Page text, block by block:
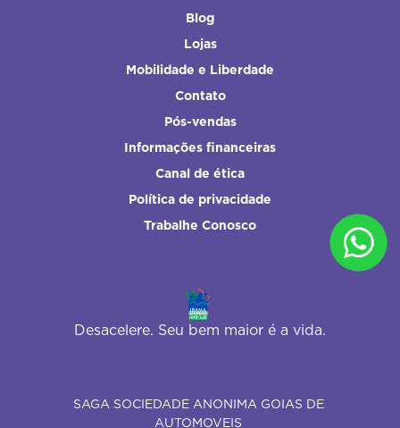
Blog
Lojas
Mobilidade e Liberdade
Contato
Pós-vendas
Informações financeiras
Canal de ética
Política de privacidade
Trabalhe Conosco
Desacelere. Seu bem maior é a vida.
SAGA SOCIEDADE ANONIMA GOIAS DE
AUTOMOVEIS